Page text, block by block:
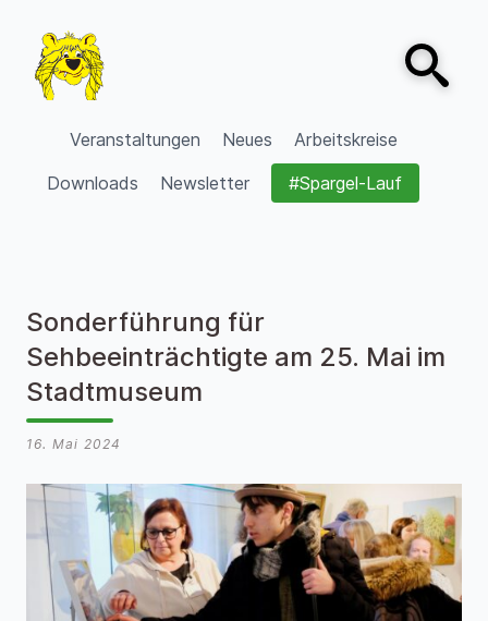
VVV Burgdorf
Veranstaltungen Neues
Arbeitskreise
Downloads
Newsletter #Spargel-Lauf
Open
Sonderführung für
Sehbeeinträchtigte am 25. Mai im
Stadtmuseum
16. Mai 2024